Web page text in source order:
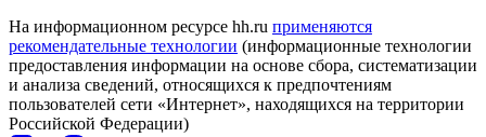
На информационном ресурсе hh.ru применяются
рекомендательные технологии (информационные технологии
предоставления информации на основе сбора, систематизации
и анализа сведений, относящихся к предпочтениям
пользователей сети «Интернет», находящихся на территории
Российской Федерации)